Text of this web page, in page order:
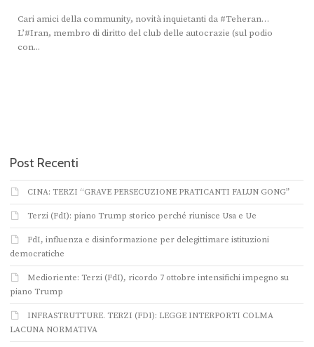
Cari amici della community, novità inquietanti da #Teheran…
L’#Iran, membro di diritto del club delle autocrazie (sul podio
con...
Post Recenti
CINA: TERZI “GRAVE PERSECUZIONE PRATICANTI FALUN GONG”
Terzi (FdI): piano Trump storico perché riunisce Usa e Ue
FdI, influenza e disinformazione per delegittimare istituzioni
democratiche
Medioriente: Terzi (FdI), ricordo 7 ottobre intensifichi impegno su
piano Trump
INFRASTRUTTURE. TERZI (FDI): LEGGE INTERPORTI COLMA
LACUNA NORMATIVA